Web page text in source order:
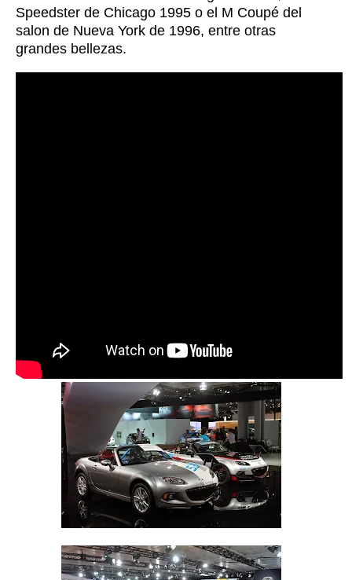
Speedster de Chicago 1995 o el M Coupé del
salon de Nueva York de 1996, entre otras
grandes bellezas.